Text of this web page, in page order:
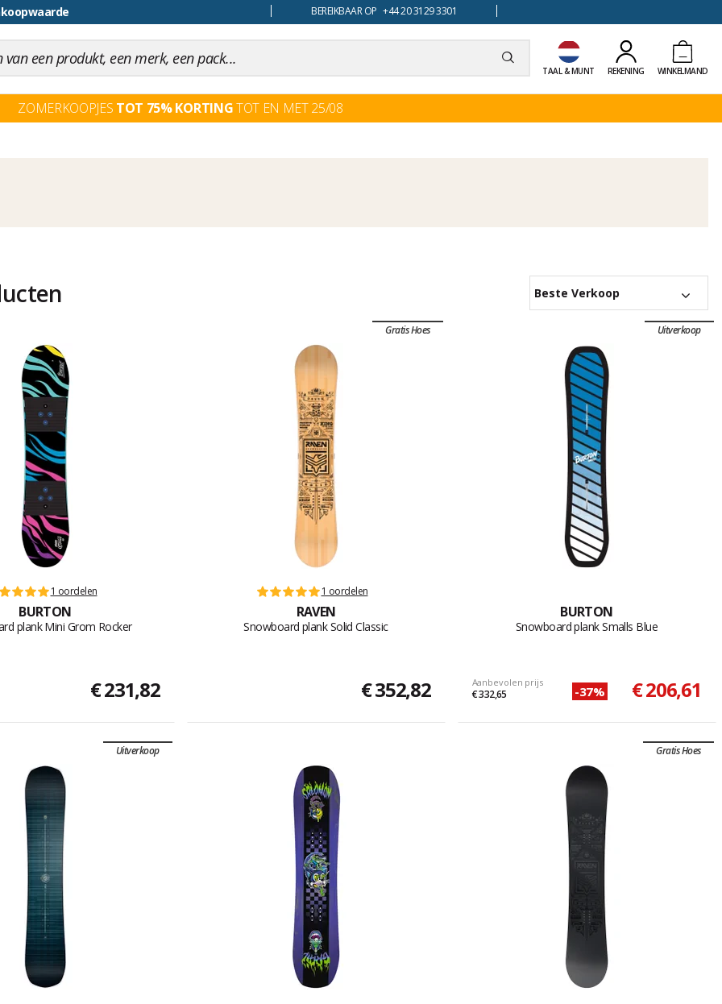
BEREIKBAAR OP +44 20 3129 3301
TAAL & MUNT REKENING WINKELMAND
ZOMERKOOPJES TOT 75% KORTINGTOT EN MET 25/08
Beste Verkoop
1 oordelen
BURTON
plank Mini Grom Rocker
€ 231,82
Gratis Hoes
1 oordelen
RAVEN
Snowboard plank Solid Classic
€ 352,82
Uitverkoop
BURTON
Snowboard plank Smalls Blue
Aanbevolen prijs
€ 332,65 -37% € 206,61
Uitverkoop Gratis Hoes